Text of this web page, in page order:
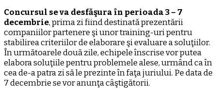
Concursul se va desfăşura în perioada 3 – 7
decembrie, prima zi fiind destinată prezentării
companiilor partenere şi unor training-uri pentru
stabilirea criteriilor de elaborare şi evaluare a soluţiilor.
În următoarele două zile, echipele înscrise vor putea
elabora soluţiile pentru problemele alese, urmând ca în
cea de-a patra zi să le prezinte în faţa juriului. Pe data de
7 decembrie se vor anunţa câştigătorii.